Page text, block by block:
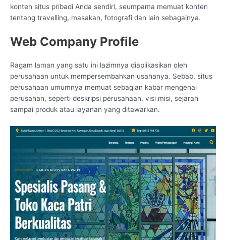
konten situs pribadi Anda sendiri, seumpama memuat konten
tentang travelling, masakan, fotografi dan lain sebagainya.
Web Company Profile
Ragam laman yang satu ini lazimnya diaplikasikan oleh
perusahaan untuk mempersembahkan usahanya. Sebab, situs
perusahaan umumnya memuat sebagian kabar mengenai
perusahan, seperti deskripsi perusahaan, visi misi, sejarah
sampai produk atau layanan yang ditawarkan.